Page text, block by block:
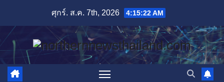
content
ศุกร์. ส.ค. 7th, 2026 4:15:23 AM